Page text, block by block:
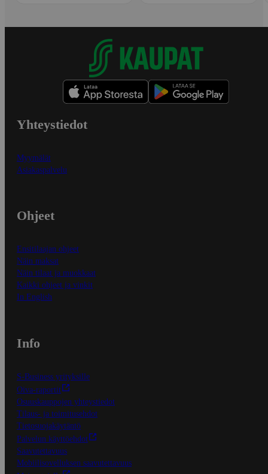
Yhteystiedot
Myymälät
Asiakaspalvelu
Ohjeet
Ensitilaajan ohjeet
Näin maksat
Näin tilaat ja muokkaat
Kaikki ohjeet ja vinkit
In English
Info
S-Business yrityksille
Oiva-raportit
Osuuskauppojen yhteystiedot
Tilaus- ja toimitusehdot
Tietosuojakäytäntö
Palvelun käyttöehdot
Saavutettavuus
Mobiilisovelluksen saavutettavuus